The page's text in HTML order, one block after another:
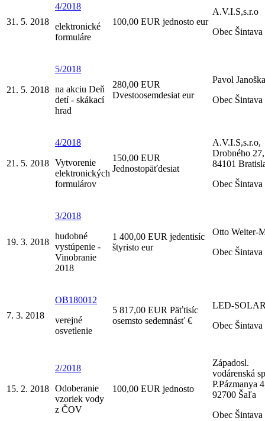
31. 5. 2018
4/2018
elektronické
formuláre
100,00 EUR jednosto eur
A.V.I.S,s.r.o
Obec Šintava
21. 5. 2018
5/2018
na akciu Deň
detí - skákací
hrad
280,00 EUR
Dvestoosemdesiat eur
Pavol Janoška
Obec Šintava
21. 5. 2018
4/2018
Vytvorenie
elektronických
formulárov
150,00 EUR
Jednostopäťdesiat
A.V.I.S,s.r.o,
Drobného 27,
84101
Obec Šintava
19. 3. 2018
3/2018
hudobné
vystúpenie -
Vinobranie
2018
1 400,00 EUR jedentisíc
štyristo eur
Otto Weiter-
Obec Šintava
7. 3. 2018
OB180012
verejné
osvetlenie
5 817,00 EUR Päťtisíc
osemsto sedemnásť €
LED-
Obec Šintava
15. 2. 2018
2/2018
Odoberanie
vzoriek vody
z ČOV
100,00 EUR jednosto
Západosl.
vodárenská
P.Pázmanya
92700 Šaľa
Obec Šintava